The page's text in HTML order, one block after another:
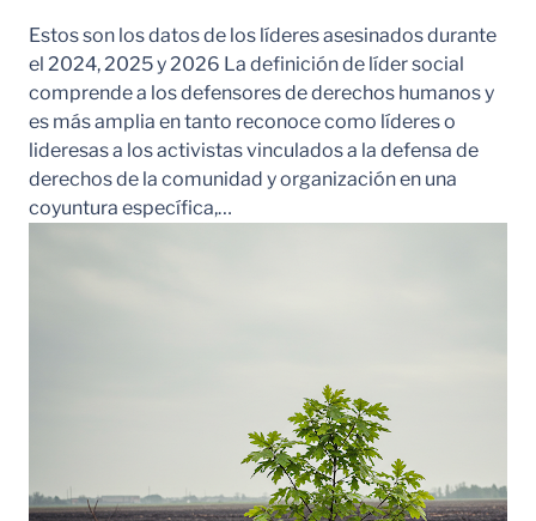
Estos son los datos de los líderes asesinados durante
el 2024, 2025 y 2026 La definición de líder social
comprende a los defensores de derechos humanos y
es más amplia en tanto reconoce como líderes o
lideresas a los activistas vinculados a la defensa de
derechos de la comunidad y organización en una
coyuntura específica,…